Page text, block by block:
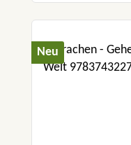
Neu